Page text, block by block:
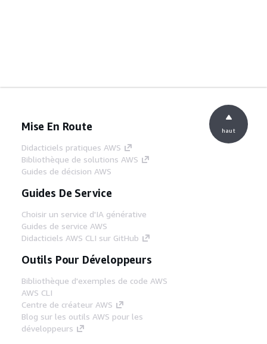
Mise En Route
Didacticiels pratiques AWS
Bibliothèque de solutions AWS
Guides de décision AWS
Guides De Service
Choisir un service d'IA générative
Guides de service AWS
Didacticiels AWS CLI sur GitHub
Outils Pour Développeurs
Bibliothèque d'exemples de code AWS
AWS CLI
Centre de créateur AWS
Blog sur les outils AWS pour les
développeurs
haut